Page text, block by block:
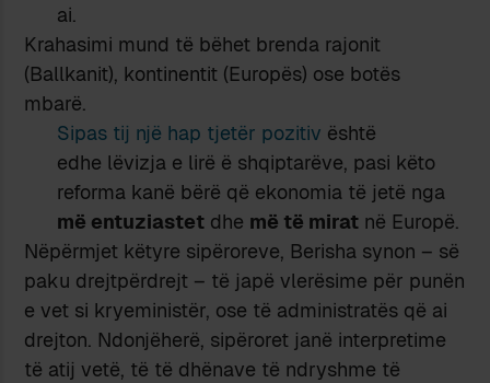
ai.
Krahasimi mund të bëhet brenda rajonit
(Ballkanit), kontinentit (Europës) ose botës
mbarë.
Sipas tij një hap tjetër pozitiv është
edhe lëvizja e lirë ë shqiptarëve, pasi këto
reforma kanë bërë që ekonomia të jetë nga
më entuziastet dhe më të mirat në Europë.
Nëpërmjet këtyre sipëroreve, Berisha synon – së
paku drejtpërdrejt – të japë vlerësime për punën
e vet si kryeministër, ose të administratës që ai
drejton. Ndonjëherë, sipëroret janë interpretime
të atij vetë, të të dhënave të ndryshme të